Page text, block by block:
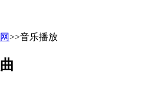
>>音乐播放